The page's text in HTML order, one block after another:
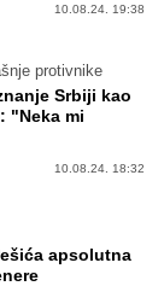
10.08.24. 19:38
protivnike
Srbiji kao
"Neka mi
10.08.24. 18:32
apsolutna